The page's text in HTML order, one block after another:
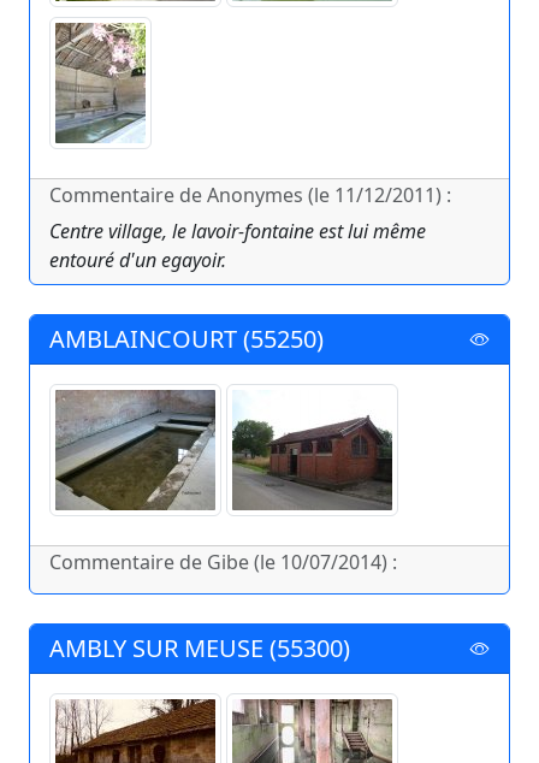
Commentaire de Anonymes (le 11/12/2011) :
Centre village, le lavoir-fontaine est lui même
entouré d'un egayoir.
AMBLAINCOURT (55250)
Commentaire de Gibe (le 10/07/2014) :
AMBLY SUR MEUSE (55300)